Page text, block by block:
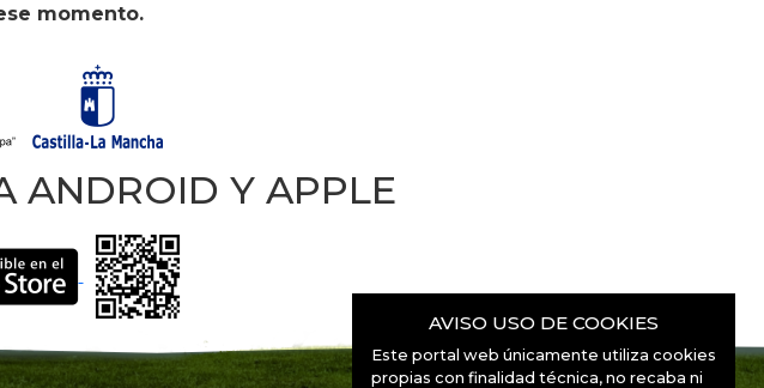
momento.
ANDROID Y APPLE
AVISO USO DE COOKIES
Este portal web únicamente utiliza cookies
propias con finalidad técnica, no recaba ni